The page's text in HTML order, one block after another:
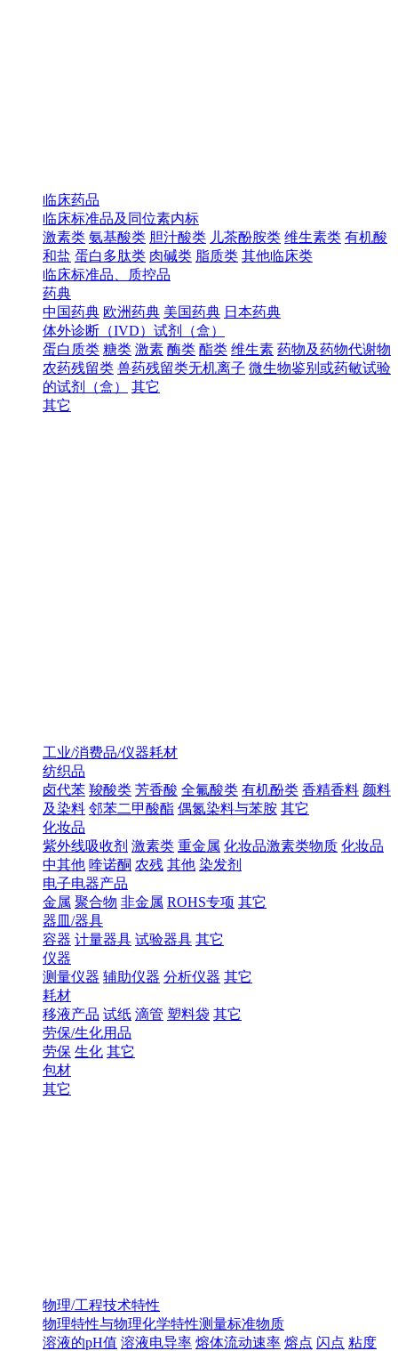
临床药品
临床标准品及同位素内标
激素类 氨基酸类 胆汁酸类 儿茶酚胺类 维生素类 有机酸
和盐 蛋白多肽类 肉碱类 脂质类 其他临床类
临床标准品、质控品
药典
中国药典 欧洲药典 美国药典 日本药典
体外诊断（IVD）试剂（盒）
蛋白质类 糖类 激素 酶类 酯类 维生素 药物及药物代谢物
农药残留类 兽药残留类无机离子 微生物鉴别或药敏试验
的试剂（盒）
其它
其它
工业/消费品/仪器耗材
纺织品
卤代苯 羧酸类 芳香酸 全氟酸类 有机酚类 香精香料 颜料
及染料 邻苯二甲酸酯 偶氮染料与苯胺 其它
化妆品
紫外线吸收剂 激素类 重金属 化妆品激素类物质 化妆品
中其他 喹诺酮 农残 其他 染发剂
电子电器产品
金属 聚合物 非金属 ROHS专项 其它
器皿/器具
容器 计量器具 试验器具 其它
仪器
测量仪器 辅助仪器 分析仪器 其它
耗材
移液产品 试纸 滴管 塑料袋 其它
劳保/生化用品
劳保 生化 其它
包材
其它
物理/工程技术特性
物理特性与物理化学特性测量标准物质
溶液的pH值 溶液电导率 熔体流动速率 熔点 闪点 粘度